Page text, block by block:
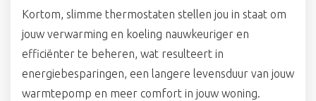
Kortom, slimme thermostaten stellen jou in staat om
jouw verwarming en koeling nauwkeuriger en
efficiënter te beheren, wat resulteert in
energiebesparingen, een langere levensduur van jouw
warmtepomp en meer comfort in jouw woning.